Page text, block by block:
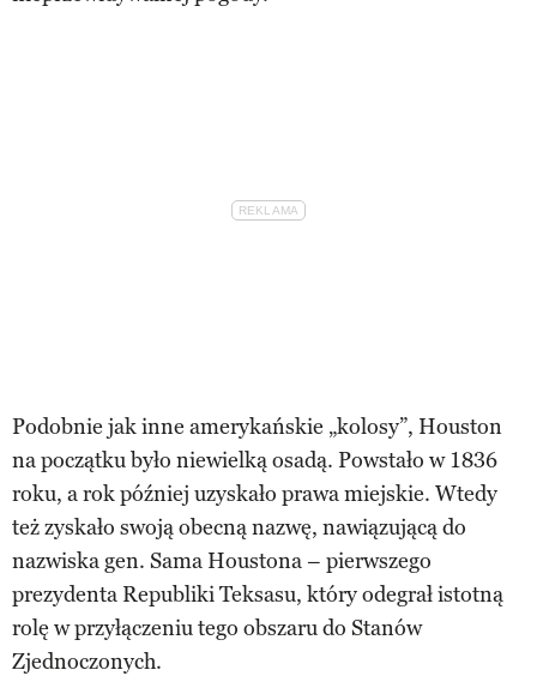
Podobnie jak inne amerykańskie „kolosy”, Houston
na początku było niewielką osadą. Powstało w 1836
roku, a rok później uzyskało prawa miejskie. Wtedy
też zyskało swoją obecną nazwę, nawiązującą do
nazwiska gen. Sama Houstona – pierwszego
prezydenta Republiki Teksasu, który odegrał istotną
rolę w przyłączeniu tego obszaru do Stanów
Zjednoczonych.